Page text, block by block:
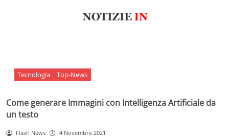
Tecnologia Top-News
Come generare Immagini con Intelligenza Artificiale da
un testo
Flash News 4 Novembre 2021